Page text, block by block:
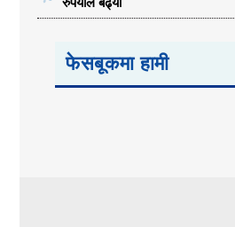
फेसबूकमा हामी